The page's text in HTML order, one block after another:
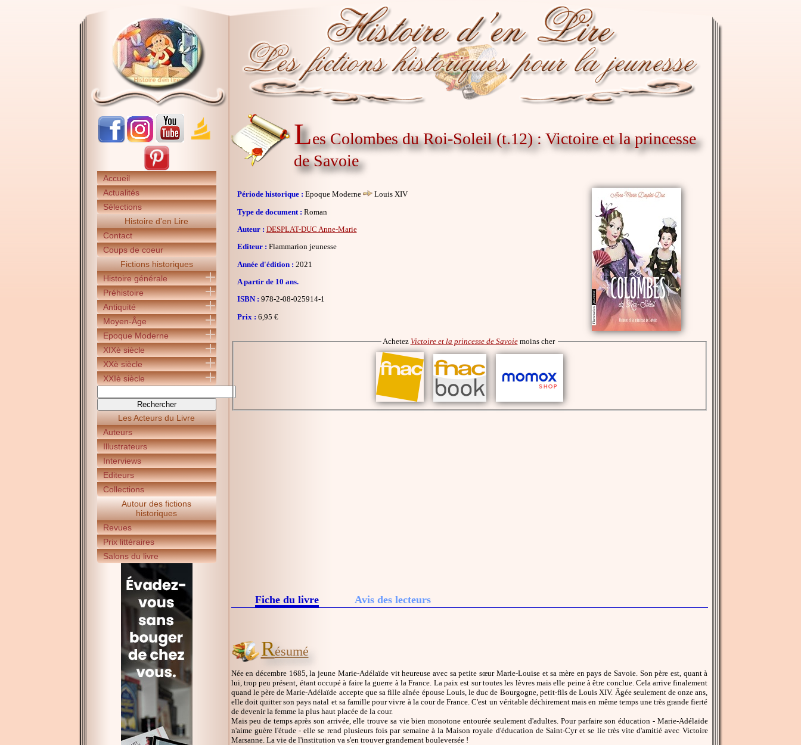
Accueil
Actualités
Sélections
Histoire d'en Lire
Contact
Coups de coeur
Fictions historiques
Histoire générale
Préhistoire
Antiquité
Moyen-Âge
Epoque Moderne
XIXè siècle
XXè siècle
XXIè siècle
Les Acteurs du Livre
Auteurs
Illustrateurs
Interviews
Editeurs
Collections
Autour des fictions
historiques
Revues
Prix littéraires
Salons du livre
Les Colombes du Roi-Soleil (t.12) : Victoire et la princesse
de Savoie
Période historique : Epoque Moderne
Louis XIV
Type de document : Roman
Auteur : DESPLAT-DUC Anne-Marie
Editeur : Flammarion jeunesse
Année d'édition : 2021
A partir de 10 ans.
ISBN : 978-2-08-025914-1
Prix : 6,95 €
Achetez Victoire et la princesse de Savoiemoins cher
Fiche du livre Avis des lecteurs
Résumé
Née en décembre 1685, la jeune Marie-Adélaïde vit heureuse avec sa petite sœur Marie-Louise et sa mère en pays de Savoie. Son père est, quant à
lui, trop peu présent, étant occupé à faire la guerre à la France. La paix est sur toutes les lèvres mais elle peine à être conclue. Cela arrive finalement
quand le père de Marie-Adélaïde accepte que sa fille aînée épouse Louis, le duc de Bourgogne, petit-fils de Louis XIV. Âgée seulement de onze ans,
elle doit quitter son pays natal et sa famille pour vivre à la cour de France. C'est un véritable déchirement mais en même temps une très grande fierté
de devenir la femme la plus haut placée de la cour.
Mais peu de temps après son arrivée, elle trouve sa vie bien monotone entourée seulement d'adultes. Pour parfaire son éducation - Marie-Adélaïde
n'aime guère l'étude - elle se rend plusieurs fois par semaine à la Maison royale d'éducation de Saint-Cyr et se lie très vite d'amitié avec Victoire
Marsanne. La vie de l'institution va s'en trouver grandement bouleversée !